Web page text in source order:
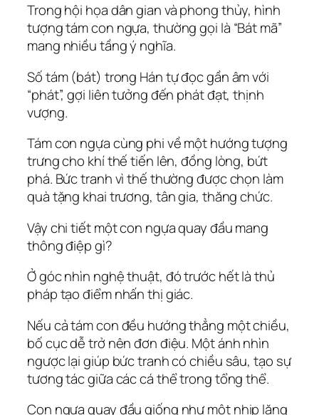
Trong hội họa dân gian và phong thủy, hình
tượng tám con ngựa, thường gọi là “Bát mã”
mang nhiều tầng ý nghĩa.
Số tám (bát) trong Hán tự đọc gần âm với
“phát”, gợi liên tưởng đến phát đạt, thịnh
vượng.
Tám con ngựa cùng phi về một hướng tượng
trưng cho khí thế tiến lên, đồng lòng, bứt
phá. Bức tranh vì thế thường được chọn làm
quà tặng khai trương, tân gia, thăng chức.
Vậy chi tiết một con ngựa quay đầu mang
thông điệp gì?
Ở góc nhìn nghệ thuật, đó trước hết là thủ
pháp tạo điểm nhấn thị giác.
Nếu cả tám con đều hướng thẳng một chiều,
bố cục dễ trở nên đơn điệu. Một ánh nhìn
ngược lại giúp bức tranh có chiều sâu, tạo sự
tương tác giữa các cá thể trong tổng thể.
Con ngựa quay đầu giống như một nhịp lặng